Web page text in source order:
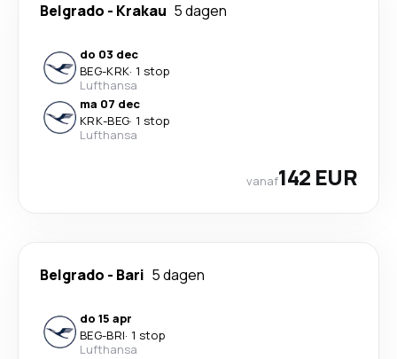
Belgrado - Krakau 5 dagen
do 03 dec
BEG-KRK· 1 stop
Lufthansa
ma 07 dec
KRK-BEG· 1 stop
Lufthansa
vanaf142 EUR
Belgrado - Bari 5 dagen
do 15 apr
BEG-BRI· 1 stop
Lufthansa